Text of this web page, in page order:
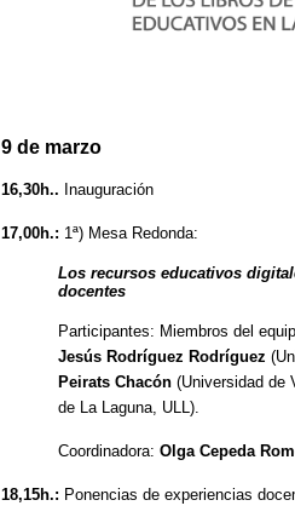
9 de marzo
16,30h.. Inauguración
17,00h.: 1ª) Mesa Redonda:
Los recursos educativos
docentes
Participantes: Miembros del
Jesús Rodríguez Rodríguez
Peirats Chacón (Universidad de
de La Laguna, ULL).
Coordinadora:Olga Cepeda
18,15h.: Ponencias de experiencias